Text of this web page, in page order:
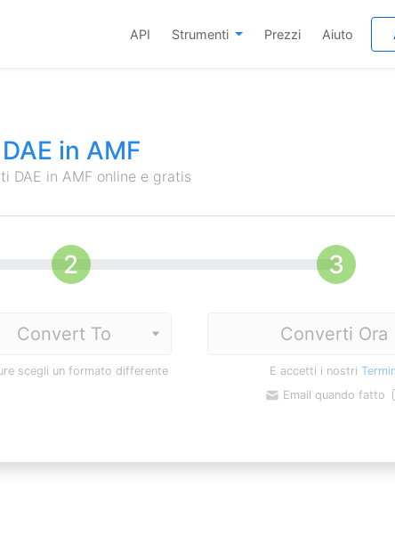
API Strumenti Prezzi Aiuto
DAE in AMF
DAE in AMF online e gratis
scegli un formato differente
Converti Ora
E accetti i nostri
Email quando fatto